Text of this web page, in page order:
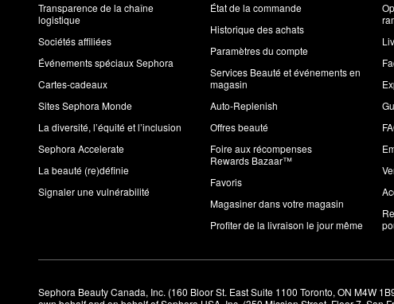
Transparence de la chaîne
logistique
Sociétés affiliées
Événements spéciaux Sephora
Cartes-cadeaux
Sites Sephora Monde
La diversité, l’équité et l’inclusion
Sephora Accelerate
La beauté (re)définie
Signaler une vulnérabilité
État de la commande
Historique des achats
Paramètres du compte
Services Beauté et événements en
magasin
Auto-Replenish
Offres beauté
Foire aux récompenses
Rewards Bazaar™
Favoris
Magasiner dans votre magasin
Profiter de la livraison le jour même
Sephora Beauty Canada, Inc. (160 Bloor St. East Suite 1100 Toronto, ON M4W